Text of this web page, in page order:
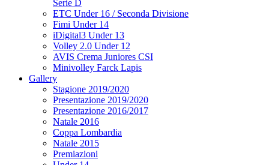
Serie D
ETC Under 16 / Seconda Divisione
Fimi Under 14
iDigital3 Under 13
Volley 2.0 Under 12
AVIS Crema Juniores CSI
Minivolley Farck Lapis
Gallery
Stagione 2019/2020
Presentazione 2019/2020
Presentazione 2016/2017
Natale 2016
Coppa Lombardia
Natale 2015
Premiazioni